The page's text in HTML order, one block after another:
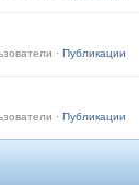
· Публикации
· Публикации